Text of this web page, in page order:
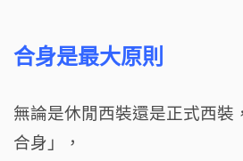
合身是最大原則
無論是休閒西裝還是正式西裝
合身」，